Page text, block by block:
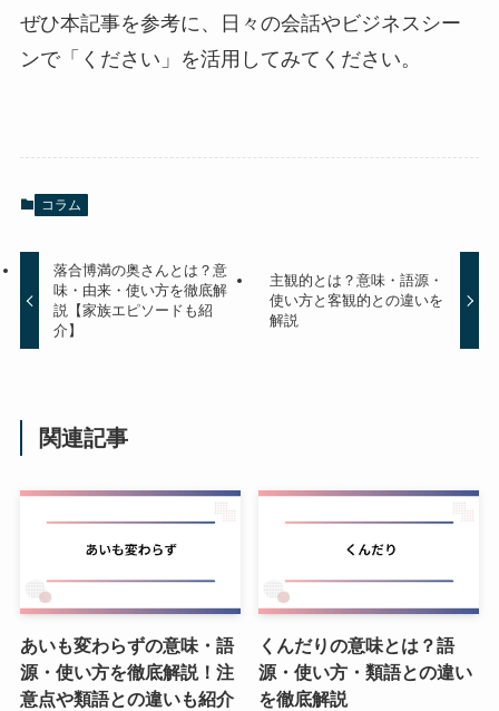
ぜひ本記事を参考に、日々の会話やビジネスシー
ンで「ください」を活用してみてください。
コラム
落合博満の奥さんとは？意
味・由来・使い方を徹底解
説【家族エピソードも紹
介】
主観的とは？意味・語源・
使い方と客観的との違いを
解説
関連記事
あいも変わらずの意味・語
源・使い方を徹底解説！注
意点や類語との違いも紹介
くんだりの意味とは？語
源・使い方・類語との違い
を徹底解説